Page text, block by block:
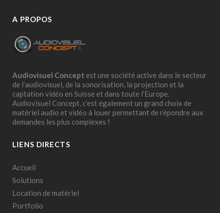
A PROPOS
Audiovisuel Concept est une société active dans le secteur
de l’audiovisuel, de la sonorisation, la projection et la
captation vidéo en Suisse et dans toute l’Europe.
Audiovisuel Concept, c’est également un grand choix de
matériel audio et vidéo à louer permettant de répondre aux
demandes les plus complexes !
LIENS DIRECTS
Accueil
Solutions
Location de matériel
Portfolio